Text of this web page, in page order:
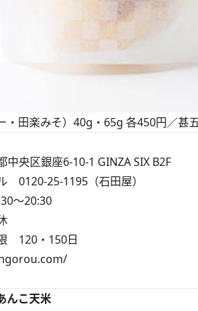
・田楽みそ）40g・65g 各450円／甚
央区銀座6-10-1 GINZA SIX B2F
0120-25-1195（石田屋）
～20:30
120・150日
んこ天米